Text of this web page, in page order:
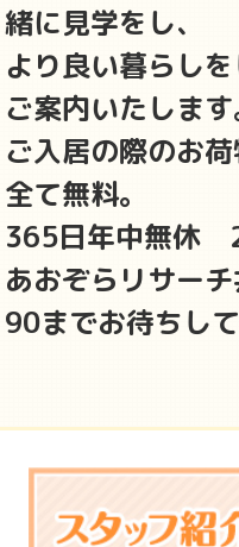
緒に見学をし、
より良い暮らし
ご案内いたします
ご入居の際のお
全て無料。
365日年中無休
あおぞらリサー
90までお待ちして